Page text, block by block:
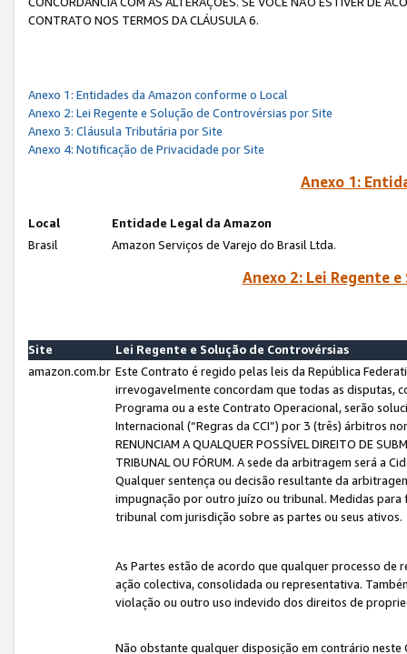
CONTRATO NOS TERMOS DA CLÁUSULA 6.
Anexo 1: Entidades da Amazon conforme o Local
Anexo 2: Lei Regente e Solução de Controvérsias por Site
Anexo 3: Cláusula Tributária por Site
Anexo 4: Notificação de Privacidade por Site
Anexo 1:
Local
Entidade Legal da Amazon
Brasil
Amazon Serviços de Varejo do Brasil Ltda.
Anexo 2: Lei Regente
Site
Lei Regente e Solução de Controvérsias
amazon.com.br Este Contrato é regido pelas leis da República
irrevogavelmente concordam que todas as disputas,
Programa ou a este Contrato Operacional, serão
Internacional (“Regras da CCI”) por 3 (três) árbitros
RENUNCIAM A QUALQUER POSSÍVEL DIREITO DE
TRIBUNAL OU FÓRUM. A sede da arbitragem será a
Qualquer sentença ou decisão resultante da
impugnação por outro juízo ou tribunal. Medidas
tribunal com jurisdição sobre as partes ou seus ativos.
As Partes estão de acordo que qualquer processo
ação colectiva, consolidada ou representativa.
violação ou outro uso indevido dos direitos de
Não obstante qualquer disposição em contrário